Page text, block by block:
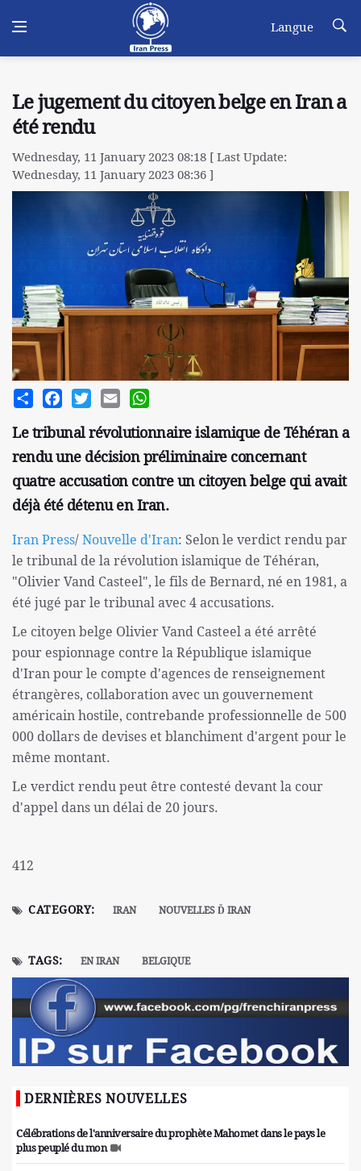
Langue
Le jugement du citoyen belge en Iran a
été rendu
Wednesday, 11 January 2023 08:18 [ Last Update:
Wednesday, 11 January 2023 08:36 ]
Share FacebookTwitterEmail
Le tribunal révolutionnaire islamique de Téhéran a
rendu une décision préliminaire concernant
quatre accusation contre un citoyen belge qui avait
déjà été détenu en Iran.
Iran Press/Nouvelle d'Iran: Selon le verdict rendu par
le tribunal de la révolution islamique de Téhéran,
"Olivier Vand Casteel", le fils de Bernard, né en 1981, a
été jugé par le tribunal avec 4 accusations.
Le citoyen belge Olivier Vand Casteel a été arrêté
pour espionnage contre la République islamique
d'Iran pour le compte d'agences de renseignement
étrangères, collaboration avec un gouvernement
américain hostile, contrebande professionnelle de 500
000 dollars de devises et blanchiment d'argent pour le
même montant.
Le verdict rendu peut être contesté devant la cour
d'appel dans un délai de 20 jours.
412
CATEGORY: IRAN NOUVELLES Ď IRAN
TAGS: EN IRAN BELGIQUE
DERNIÈRES NOUVELLES
Célébrations de l'anniversaire du prophète Mahomet dans le pays le
plus peuplé du mon